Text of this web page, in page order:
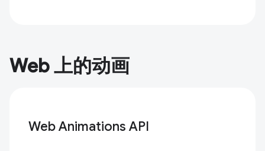
Web 上的动画
Web Animations API